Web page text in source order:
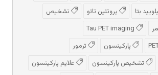
بتا پروتئین تائو
تشخیص
پارکینسون
ترمور
تشخیص پارکینسون
علایم پارکینسون